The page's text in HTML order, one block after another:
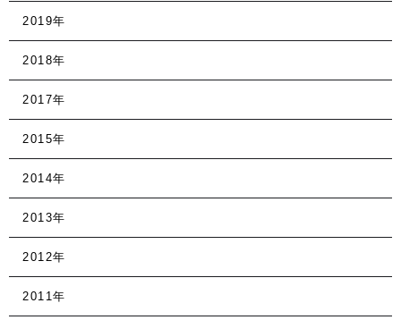
2019年
2018年
2017年
2015年
2014年
2013年
2012年
2011年